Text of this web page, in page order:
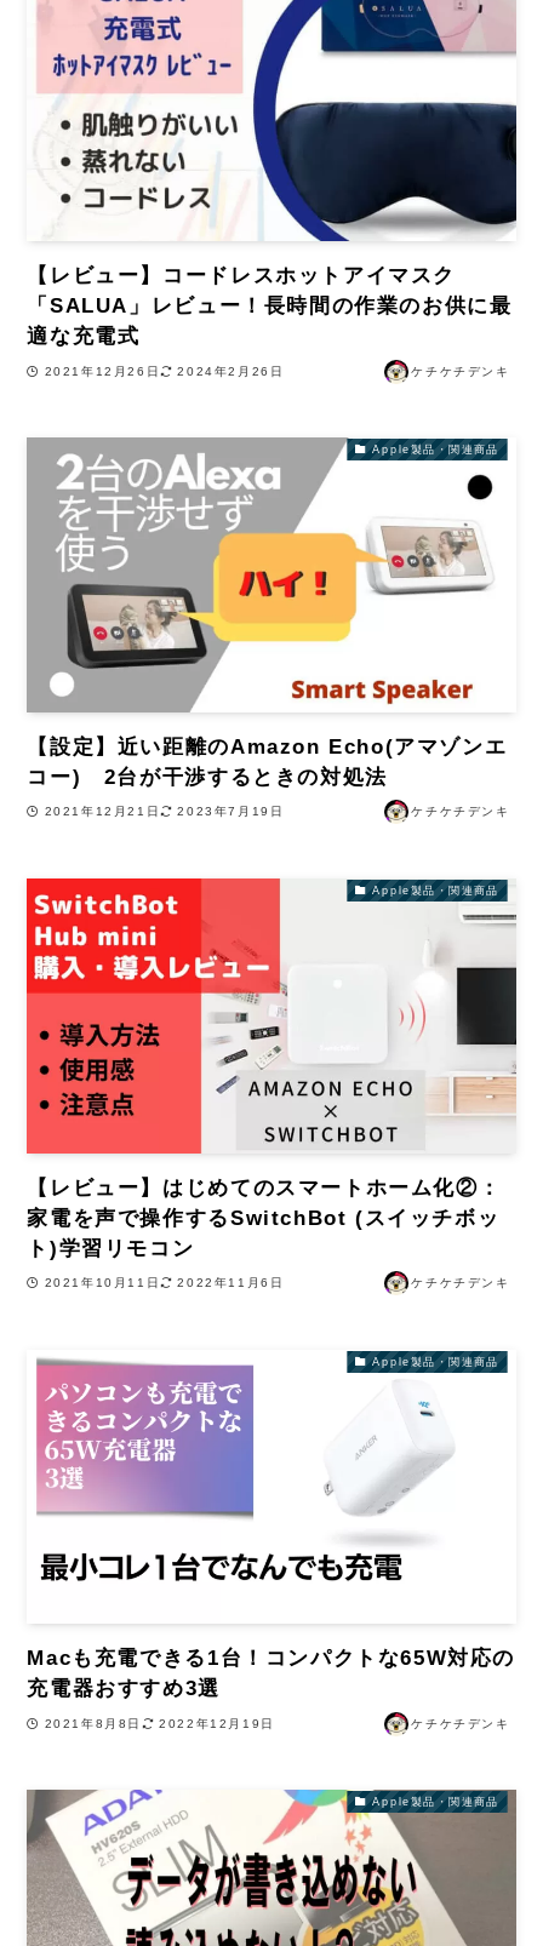
【レビュー】コードレスホットアイマスク
「SALUA」レビュー！長時間の作業のお供に最
適な充電式
2021年12月26日 2024年2月26日 ケチケチデンキ
Apple製品・関連商品
【設定】近い距離のAmazon Echo(アマゾンエ
コー) 2台が干渉するときの対処法
2021年12月21日 2023年7月19日 ケチケチデンキ
Apple製品・関連商品
【レビュー】はじめてのスマートホーム化②：
家電を声で操作するSwitchBot (スイッチボッ
ト)学習リモコン
2021年10月11日 2022年11月6日 ケチケチデンキ
Apple製品・関連商品
Macも充電できる1台！コンパクトな65W対応の
充電器おすすめ3選
2021年8月8日 2022年12月19日 ケチケチデンキ
Apple製品・関連商品